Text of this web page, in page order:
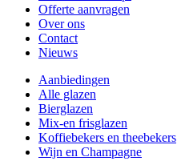
Offerte aanvragen
Over ons
Contact
Nieuws
Aanbiedingen
Alle glazen
Bierglazen
Mix-en frisglazen
Koffiebekers en theebekers
Wijn en Champagne